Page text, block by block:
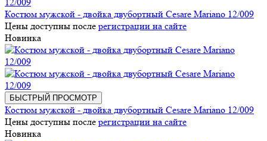
Костюм мужской - двойка двубортный Cesare Mariano 12/009
Цены доступны после регистрации на сайте
Новинка
БЫСТРЫЙ ПРОСМОТР
Костюм мужской - двойка двубортный Cesare Mariano 12/009
Цены доступны после регистрации на сайте
Новинка